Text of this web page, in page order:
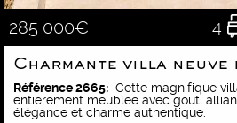
285 000€ 4
Référence 2665: Cette magnifique
entièrement meublée avec goût,
élégance et charme authentique.